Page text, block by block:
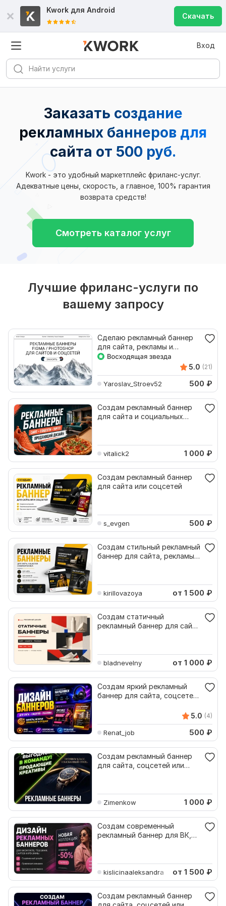
Kwork для Android
Скачать
Вход
Заказать создание
рекламных баннеров для
сайта от 500 руб.
Kwork - это удобный маркетплейс фриланс-услуг.
Адекватные цены, скорость, а главное, 100% гарантия
возврата средств!
Смотреть каталог услуг
Лучшие фриланс-услуги по
вашему запросу
Сделаю рекламный баннер
для сайта, рекламы и
соцсетей
5.0 (21)
Yaroslav_Stroev52 500 ₽
Создам рекламный баннер
для сайта и социальных
vitalick2 1 000 ₽
Создам рекламный баннер
для сайта или соцсетей
s_evgen 500 ₽
Создам стильный рекламный
баннер для сайта, рекламы,
kirillovazoya от 1 500 ₽
Создам статичный
рекламный баннер для сайта
bladnevelny от 1 000 ₽
Создам яркий рекламный
баннер для сайта, соцсетей
5.0 (4)
Renat_job 500 ₽
Создам рекламный баннер
для сайта, соцсетей или
Zimenkow 1 000 ₽
Создам современный
рекламный баннер для ВК,
kislicinaaleksandra от 1 500 ₽
Создам рекламный баннер